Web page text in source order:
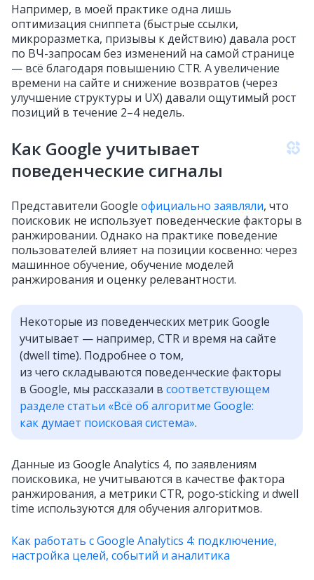
Например, в моей практике одна лишь
оптимизация сниппета (быстрые ссылки,
микроразметка, призывы к действию) давала рост
по ВЧ-запросам без изменений на самой странице
— всё благодаря повышению CTR. А увеличение
времени на сайте и снижение возвратов (через
улучшение структуры и UX) давали ощутимый рост
позиций в течение 2–4 недель.
Как Google учитывает
поведенческие сигналы
Представители Google официально заявляли, что
поисковик не использует поведенческие факторы в
ранжировании. Однако на практике поведение
пользователей влияет на позиции косвенно: через
машинное обучение, обучение моделей
ранжирования и оценку релевантности.
Некоторые из поведенческих метрик Google
учитывает — например, CTR и время на сайте
(dwell time). Подробнее о том,
из чего складываются поведенческие факторы
в Google, мы рассказали в соответствующем
разделе статьи «Всё об алгоритме Google:
как думает поисковая система».
Данные из Google Analytics 4, по заявлениям
поисковика, не учитываются в качестве фактора
ранжирования, а метрики CTR, pogo‑sticking и dwell
time используются для обучения алгоритмов.
Как работать с Google Analytics 4: подключение,
настройка целей, событий и аналитика